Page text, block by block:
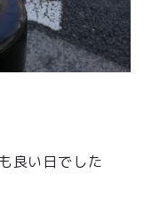
良い日でした